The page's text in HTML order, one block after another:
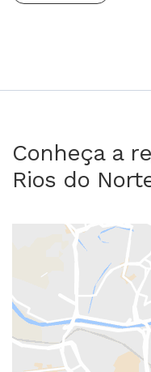
Conheça a
Rios do